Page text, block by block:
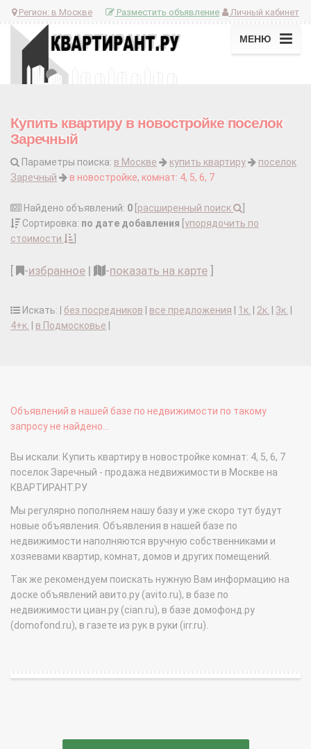
Регион: в Москве Личный кабинет
Разместить объявление
МЕНЮ
Купить квартиру в новостройке поселок
Заречный
Параметры поиска: в Москве купить квартиру
поселок
Заречный
в новостройке, комнат: 4, 5, 6, 7
Найдено объявлений: 0 расширенный поиск
Сортировка: по дате добавления упорядочить по
стоимости
-избранное | -показать на карте
Искать: | без посредников все предложения 1к. 2к. 3к.
4+к.
в Подмосковье
Объявлений в нашей базе по недвижимости по такому
запросу не найдено...
Вы искали: Купить квартиру в новостройке комнат: 4, 5, 6, 7
поселок Заречный - продажа недвижимости в Москве на
КВАРТИРАНТ.РУ
Мы регулярно пополняем нашу базу и уже скоро тут будут
новые объявления. Объявления в нашей базе по
недвижимости наполняются вручную собственниками и
хозяевами квартир, комнат, домов и других помещений.
Так же рекомендуем поискать нужную Вам информацию на
доске объявлений авито.ру (avito.ru), в базе по
недвижимости циан.ру (cian.ru), в базе домофонд.ру
(domofond.ru), в газете из рук в руки (irr.ru).